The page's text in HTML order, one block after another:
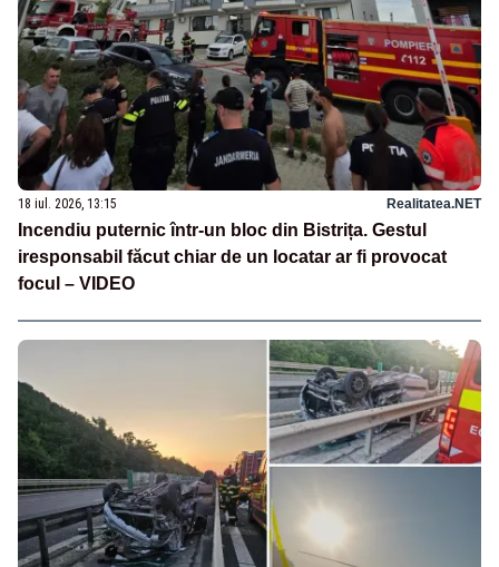
18 iul. 2026, 13:15 Realitatea.NET
Incendiu puternic într-un bloc din Bistrița. Gestul
iresponsabil făcut chiar de un locatar ar fi provocat
focul – VIDEO